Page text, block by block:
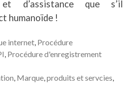
et d’assistance que s’il
humanoïde !
internet, Procédure
, Procédure d'enregistrement
, Marque,produits et servcies,